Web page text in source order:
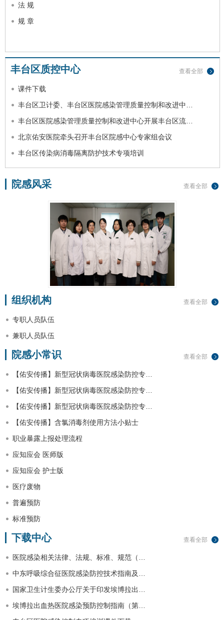
法 规
规 章
查看全部
丰台区质控中心
课件下载
丰台区卫计委、丰台区医院感染管理质量控制和改进中…
丰台区医院感染管理质量控制和改进中心开展丰台区流…
北京佑安医院牵头召开丰台区院感中心专家组会议
丰台区传染病消毒隔离防护技术专项培训
查看全部
院感风采
查看全部
组织机构
专职人员队伍
兼职人员队伍
查看全部
院感小常识
【佑安传播】新型冠状病毒医院感染防控专…
【佑安传播】新型冠状病毒医院感染防控专…
【佑安传播】新型冠状病毒医院感染防控专…
【佑安传播】含氯消毒剂使用方法小贴士
职业暴露上报处理流程
应知应会 医师版
应知应会 护士版
医疗废物
普遍预防
标准预防
查看全部
下载中心
医院感染相关法律、法规、标准、规范（…
中东呼吸综合征医院感染防控技术指南及…
国家卫生计生委办公厅关于印发埃博拉出…
埃博拉出血热医院感染预防控制指南（第…